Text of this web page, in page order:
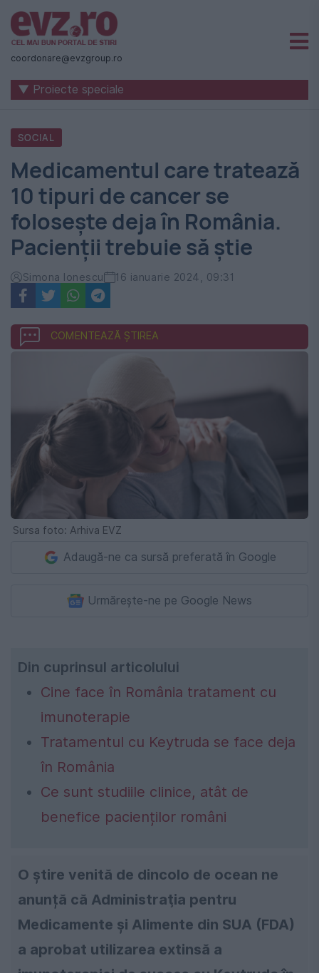
Știri
naționale
internaționale
România
-
Evenimentul
Zilei
coordonare@evzgroup.ro
▼ Proiecte speciale
SOCIAL
Medicamentul care tratează
10 tipuri de cancer se
folosește deja în România.
Pacienții trebuie să știe
Simona Ionescu 16 ianuarie 2024, 09:31
COMENTEAZĂ ȘTIREA
Sursa foto: Arhiva EVZ
Adaugă-ne ca sursă preferată în Google
Urmărește-ne pe Google News
Din cuprinsul articolului
Cine face în România tratament cu
imunoterapie
Tratamentul cu Keytruda se face deja
în România
Ce sunt studiile clinice, atât de
benefice pacienților români
O știre venită de dincolo de ocean ne
anunță că Administraţia pentru
Medicamente şi Alimente din SUA (FDA)
a aprobat utilizarea extinsă a